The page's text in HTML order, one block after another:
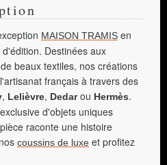
MAISON TRAMIS en
Destinées aux
beaux textiles, nos créations
français à travers des
, Lelièvre, Dedarou Hermès.
d'objets uniques
raconte une histoire
coussins de luxe et profitez